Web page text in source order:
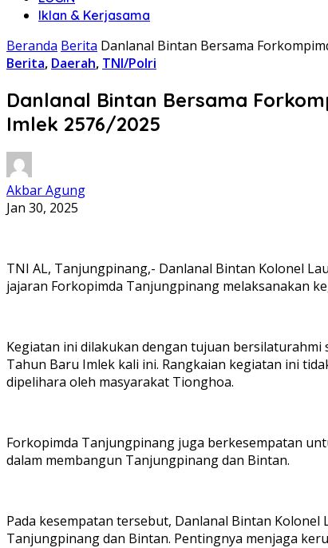
Iklan & Kerjasama
Beranda Berita Danlanal Bintan Bersama
Berita, Daerah, TNI/Polri
Danlanal Bintan Bersama
Imlek 2576/2025
Akbar Agung
Jan 30, 2025
TNI AL, Tanjungpinang,- Danlanal Bintan Kolonel
jajaran Forkopimda Tanjungpinang melaksanakan
Kegiatan ini dilakukan dengan tujuan
Tahun Baru Imlek kali ini. Rangkaian kegiatan ini
dipelihara oleh masyarakat Tionghoa.
Forkopimda Tanjungpinang juga berkesempatan
dalam membangun Tanjungpinang dan Bintan.
Pada kesempatan tersebut, Danlanal Bintan Kolonel
Tanjungpinang dan Bintan. Pentingnya menjaga